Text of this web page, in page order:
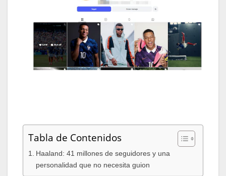
Tabla de Contenidos
Haaland: 41 millones de seguidores y una
personalidad que no necesita guion